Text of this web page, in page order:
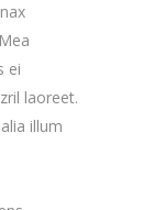
ei
laoreet.
illum